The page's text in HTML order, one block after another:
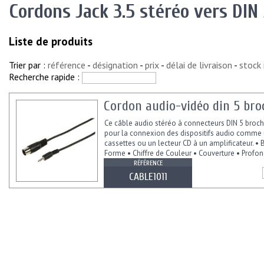
Cordons Jack 3.5 stéréo vers
Liste de produits
Trier par : référence - désignation - prix - délai de livraison - stock
Recherche rapide :
Cordon audio-vidéo din 5
Ce câble audio stéréo à connecteurs DIN 5
pour la connexion des dispositifs audio comme
cassettes ou un lecteur CD à un amplificateur. •
Forme • Chiffre de Couleur • Couverture •
RÉFÉRENCE
CABLE1011